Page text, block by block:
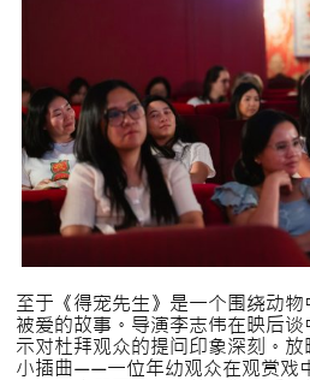
至于《得宠先生》是一个围绕动
被爱的故事。导演李志伟在映后
示对杜拜观众的提问印象深刻。
小插曲——一位年幼观众在观赏戏